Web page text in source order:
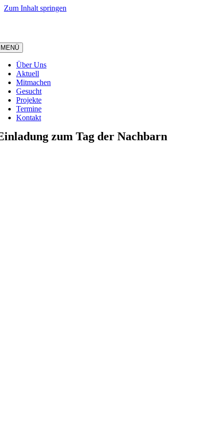
Zum Inhalt springen
MENÜ
Über Uns
Aktuell
Mitmachen
Gesucht
Projekte
Termine
Kontakt
zum Tag der Nachbarn